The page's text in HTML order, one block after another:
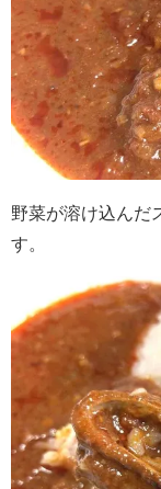
野菜が溶け込んだ
す。